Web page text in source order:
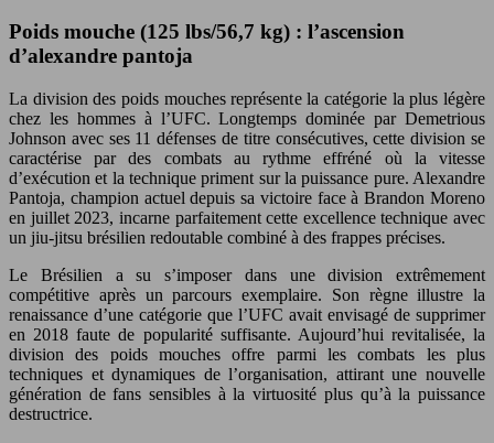
Poids mouche (125 lbs/56,7 kg) : l’ascension
d’alexandre pantoja
La division des poids mouches représente la catégorie la plus légère
chez les hommes à l’UFC. Longtemps dominée par Demetrious
Johnson avec ses 11 défenses de titre consécutives, cette division se
caractérise par des combats au rythme effréné où la vitesse
d’exécution et la technique priment sur la puissance pure. Alexandre
Pantoja, champion actuel depuis sa victoire face à Brandon Moreno
en juillet 2023, incarne parfaitement cette excellence technique avec
un jiu-jitsu brésilien redoutable combiné à des frappes précises.
Le Brésilien a su s’imposer dans une division extrêmement
compétitive après un parcours exemplaire. Son règne illustre la
renaissance d’une catégorie que l’UFC avait envisagé de supprimer
en 2018 faute de popularité suffisante. Aujourd’hui revitalisée, la
division des poids mouches offre parmi les combats les plus
techniques et dynamiques de l’organisation, attirant une nouvelle
génération de fans sensibles à la virtuosité plus qu’à la puissance
destructrice.